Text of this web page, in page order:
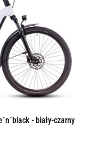
- biały-czarny